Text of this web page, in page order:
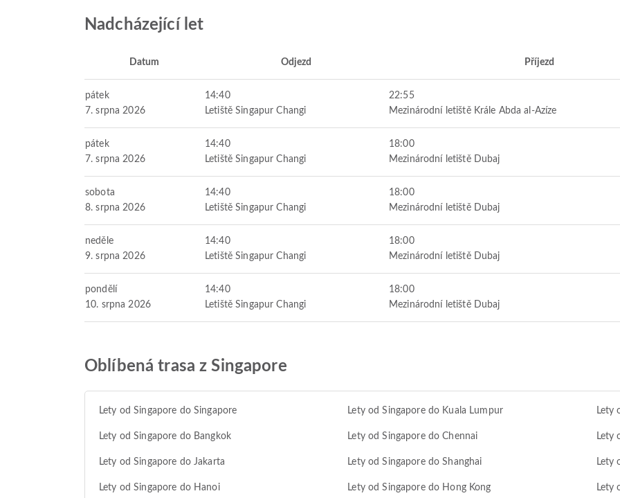
Nadcházející let
Datum Odjezd Příjezd
pátek
7. srpna 2026
14:40
Letiště Singapur Changi
22:55
Mezinárodní letiště Krále Abda al-Azíze
pátek
7. srpna 2026
14:40
Letiště Singapur Changi
18:00
Mezinárodní letiště Dubaj
sobota
8. srpna 2026
14:40
Letiště Singapur Changi
18:00
Mezinárodní letiště Dubaj
neděle
9. srpna 2026
14:40
Letiště Singapur Changi
18:00
Mezinárodní letiště Dubaj
pondělí
10. srpna 2026
14:40
Letiště Singapur Changi
18:00
Mezinárodní letiště Dubaj
Oblíbená trasa z Singapore
Lety od Singapore do Singapore Lety od Singapore do Kuala Lumpur Lety
Lety od Singapore do Bangkok Lety od Singapore do Chennai Lety
Lety od Singapore do Jakarta Lety od Singapore do Shanghai Lety
Lety od Singapore do Hanoi Lety od Singapore do Hong Kong Lety